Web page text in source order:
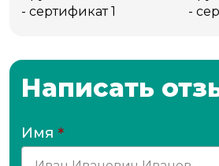
- сертификат 1
-
Написать
Имя *